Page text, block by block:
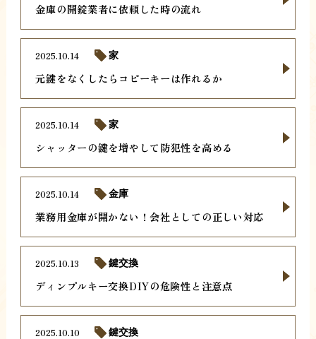
金庫の開錠業者に依頼した時の流れ
元鍵をなくしたらコピーキーは作れるか
2025.10.14 家
シャッターの鍵を増やして防犯性を高める
2025.10.14 家
業務用金庫が開かない！会社としての正しい対応
2025.10.14 金庫
ディンプルキー交換DIYの危険性と注意点
2025.10.13 鍵交換
2025.10.10 鍵交換